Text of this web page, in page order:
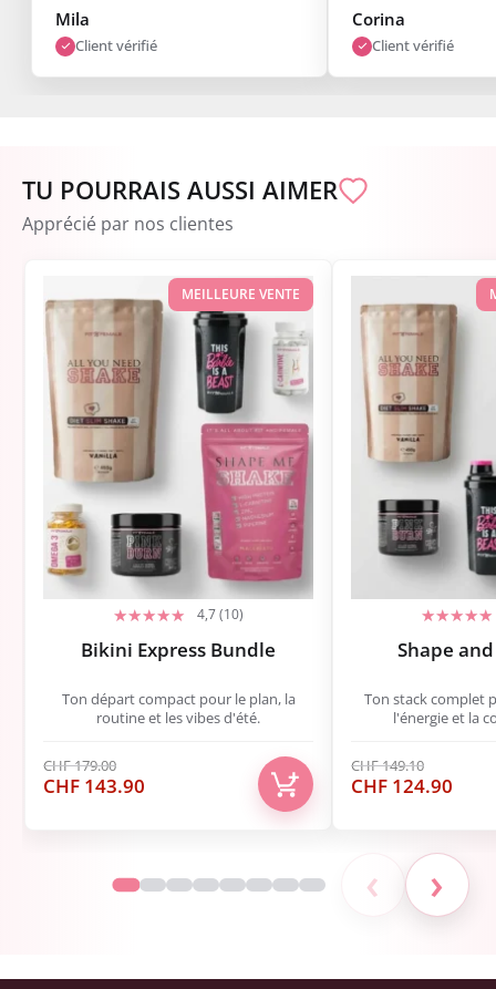
résultats commencent déjà à se
voir après une semaine. Je suis
vraiment ravi."
Mila
Client vérifié
Corina
Client vérifié
TU POURRAIS AUSSI AIMER
Apprécié par nos clientes
MEILLEURE VENTE
4,7 (10)
Bikini Express Bundle
Ton départ compact pour le plan, la
routine et les vibes d'été.
CHF179.00
Le
CHF 179.00.
CHF 143.90
CHF 143.90.
Shape
Ton stack complet
l'énergie et la
CHF149.10
Le
CHF 149.10.
CHF 124.90
est :
‹ ›